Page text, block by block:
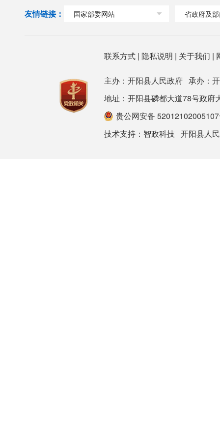
友情链接： 国家部委网站 省政府及
联系方式 | 隐私说明 | 关于我们 |
主办：开阳县人民政府 承办：
地址：开阳县磷都大道78号政
贵公网安备
技术支持： 智政科技 开阳县人